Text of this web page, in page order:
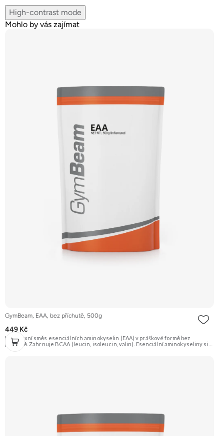
High-contrast mode
Mohlo by vás zajímat
GymBeam, EAA, bez příchutě, 500g
449 Kč
Komplexní směs esenciálních aminokyselin (EAA) v práškové formě bez
příchutě. Zahrnuje BCAA (leucin, isoleucin, valin). Esenciální aminokyseliny si